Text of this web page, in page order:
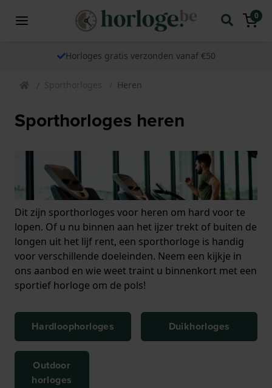
0
Horloges gratis verzonden vanaf €50
Sporthorloges Heren
Sporthorloges heren
Dit zijn sporthorloges voor heren om hard voor te
lopen. Of u nu binnen aan het ijzer trekt of buiten de
longen uit het lijf rent, een sporthorloge is handig
voor verschillende doeleinden. Neem een kijkje in
ons aanbod en wie weet traint u binnenkort met een
sportief horloge om de pols!
Hardloophorloges Duikhorloges
Outdoor
horloges